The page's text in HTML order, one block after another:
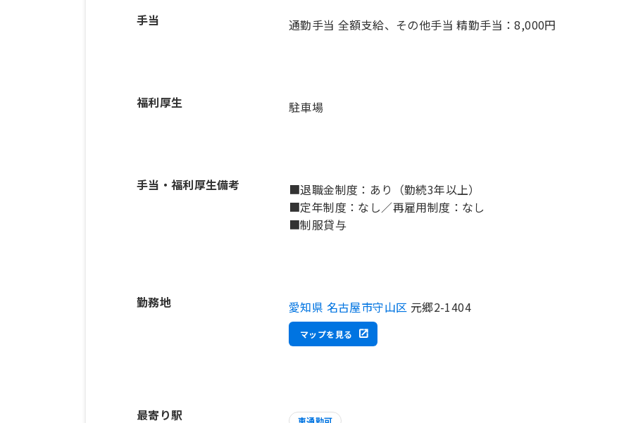
手当 通勤手当 全額支給、その他手当 精勤手当：8,000円
福利厚生 駐車場
手当・福利厚生備考
■退職金制度：あり（勤続3年以上）
■定年制度：なし／再雇用制度：なし
■制服貸与
勤務地 愛知県 名古屋市守山区 元郷2-1404
マップを見る
最寄り駅 車通勤可